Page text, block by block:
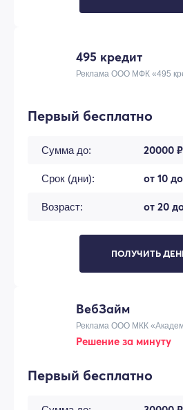
495 кредит
Реклама ООО МФК «495
Первый бесплатно
Сумма до: 20000 ₽
Срок (дни): от 10
Возраст: от 20
ПОЛУЧИТЬ
ВебЗайм
Реклама ООО МКК
Решение за минуту
Первый бесплатно